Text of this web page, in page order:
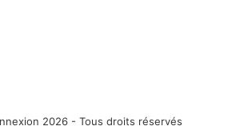
2026 - Tous droits réservés